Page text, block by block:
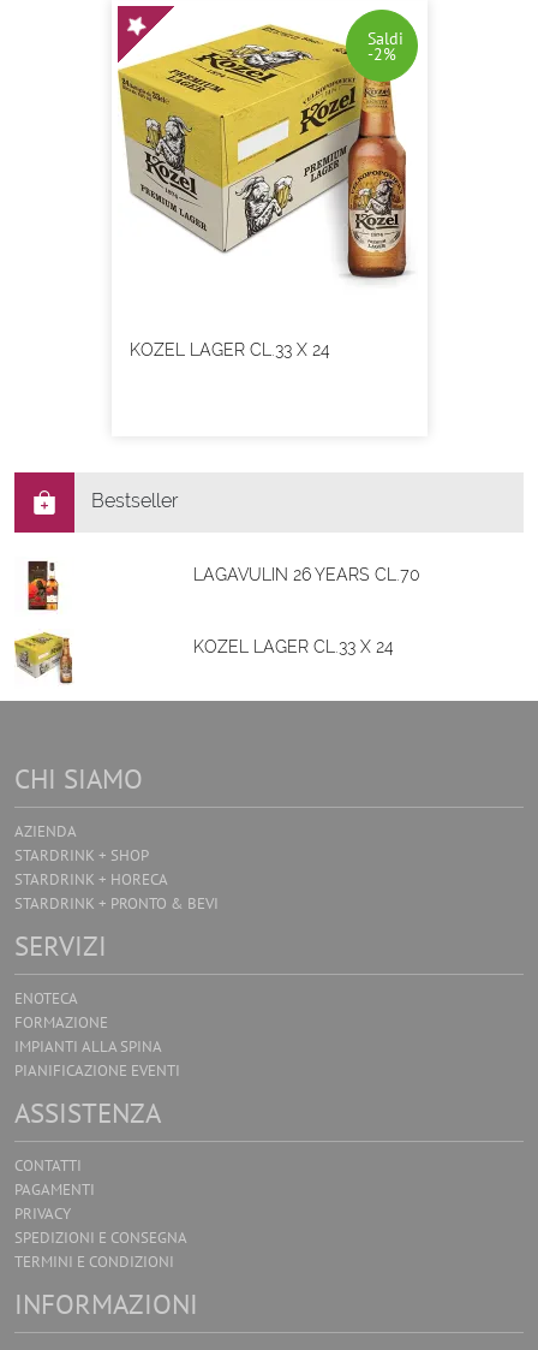
Saldi
-2%
KOZEL LAGER CL.33 X 24
Bestseller
LAGAVULIN 26 YEARS CL.70
KOZEL LAGER CL.33 X 24
CHI SIAMO
AZIENDA
STARDRINK + SHOP
STARDRINK + HORECA
STARDRINK + PRONTO & BEVI
SERVIZI
ENOTECA
FORMAZIONE
IMPIANTI ALLA SPINA
PIANIFICAZIONE EVENTI
ASSISTENZA
CONTATTI
PAGAMENTI
PRIVACY
SPEDIZIONI E CONSEGNA
TERMINI E CONDIZIONI
INFORMAZIONI